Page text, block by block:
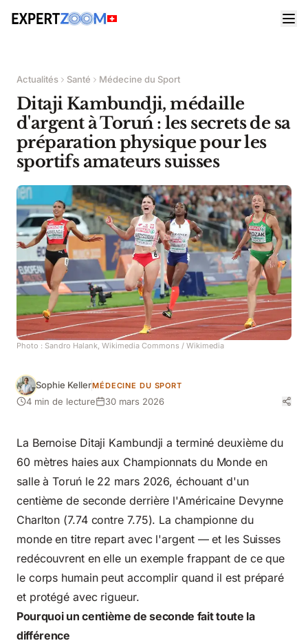
Actualités Santé Médecine du Sport
Ditaji Kambundji, médaille
d'argent à Toruń : les secrets de sa
préparation physique pour les
sportifs amateurs suisses
Photo : Sandro Halank, Wikimedia Commons / Wikimedia
Sophie KellerMÉDECINE DU SPORT
4 min de lecture 30 mars 2026
La Bernoise Ditaji Kambundji a terminé deuxième du
60 mètres haies aux Championnats du Monde en
salle à Toruń le 22 mars 2026, échouant d'un
centième de seconde derrière l'Américaine Devynne
Charlton (7.74 contre 7.75). La championne du
monde en titre repart avec l'argent — et les Suisses
redécouvrent en elle un exemple frappant de ce que
le corps humain peut accomplir quand il est préparé
et protégé avec rigueur.
Pourquoi un centième de seconde fait toute la
différence